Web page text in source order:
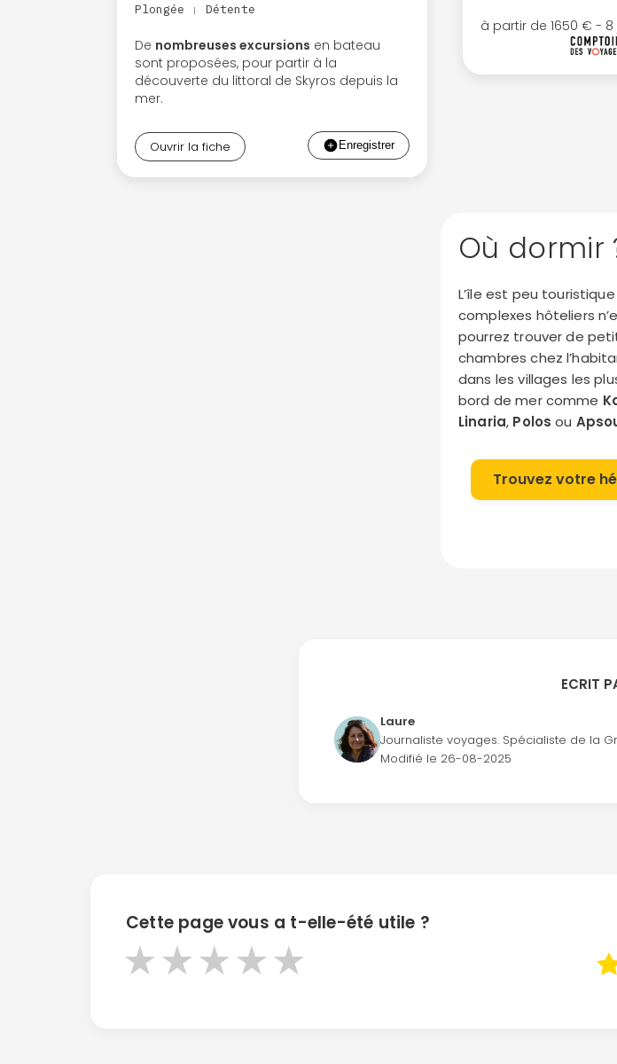
Plongée | Détente
De nombreuses excursions en bateau
sont proposées, pour partir à la
découverte du littoral de Skyros depuis la
mer.
Ouvrir la fiche
à partir de 1650 € - 8
Où dormir
L’île est peu
complexes hôteliers
pourrez trouver de
chambres chez
dans les villages les
bord de mer comme
Linaria, Polos ou
Trouvez votre
ECRIT
Laure
Journaliste voyages. Spécialiste de la
Modifié le 26-08-2025
Cette page vous a t-elle-été utile ?
★
★
★
★
★